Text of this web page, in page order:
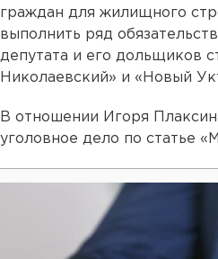
граждан для жилищного
выполнить ряд
депутата и его дольщиков
Николаевский» и «Новый
В отношении Игоря
уголовное дело по статье